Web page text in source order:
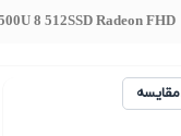
8 512SSD Radeon FHD
مقایسه